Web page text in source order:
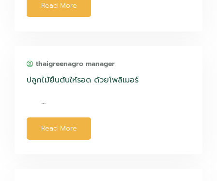
Read More
thaigreenagro manager
ปลูกไม้ยืนต้นให้รอด ด้วยโพลิเมอร์
…
Read More